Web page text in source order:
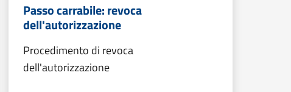
Passo carrabile: revoca
dell'autorizzazione
Procedimento di revoca
dell'autorizzazione